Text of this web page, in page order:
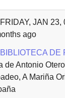
FRIDAY, JAN 23,
ago
BIBLIOTECA DE
de Antonio
A Mariña